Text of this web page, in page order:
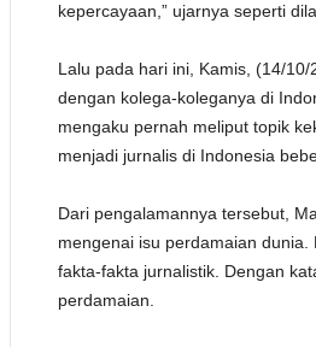
kepercayaan,” ujarnya seperti
Lalu pada hari ini, Kamis, (14/
dengan kolega-koleganya di
mengaku pernah meliput topik
menjadi jurnalis di Indonesia
Dari pengalamannya tersebut,
mengenai isu perdamaian
fakta-fakta jurnalistik. Dengan
perdamaian.